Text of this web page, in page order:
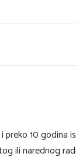
10
ili narednog